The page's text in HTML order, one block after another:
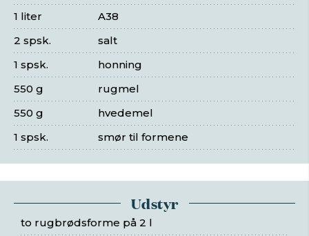
A38
1 liter
salt
2 spsk.
honning
1 spsk.
rugmel
550 g
hvedemel
550 g
smør til formene
1 spsk.
Udstyr
to rugbrødsforme på 2 l